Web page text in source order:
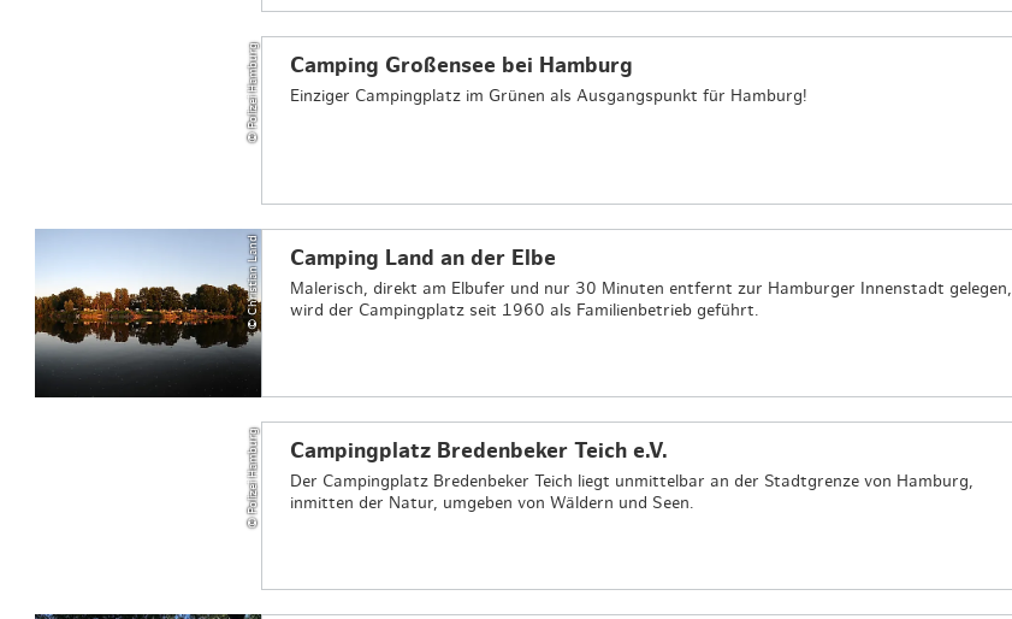
© Polizei Hamburg Camping Großensee bei Hamburg
Einziger Campingplatz im Grünen als Ausgangspunkt für Hamburg!
© Christian Land Camping Land an der Elbe
Malerisch, direkt am Elbufer und nur 30 Minuten entfernt zur Hamburger Innenstadt gelegen,
wird der Campingplatz seit 1960 als Familienbetrieb geführt.
© Polizei Hamburg Campingplatz Bredenbeker Teich e.V.
Der Campingplatz Bredenbeker Teich liegt unmittelbar an der Stadtgrenze von Hamburg,
inmitten der Natur, umgeben von Wäldern und Seen.